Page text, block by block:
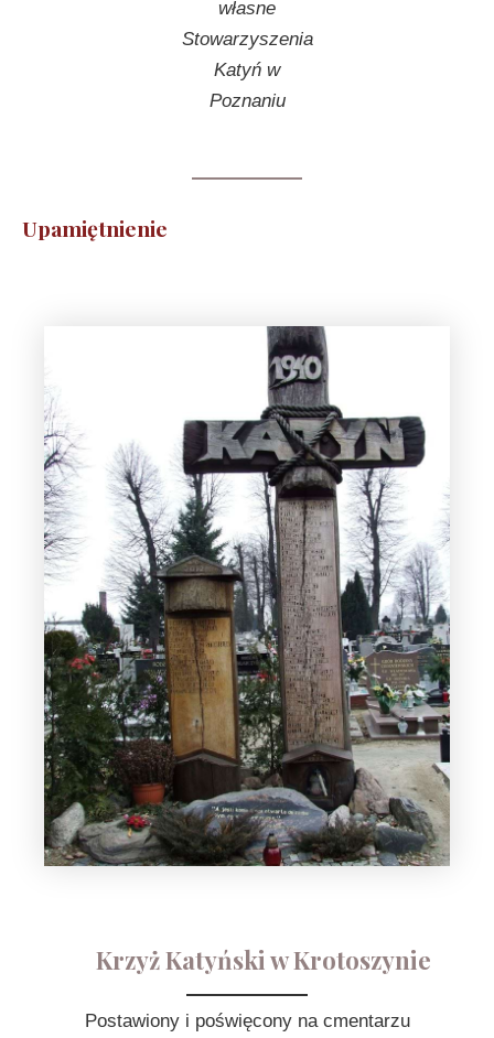
własne
Stowarzyszenia
Katyń w
Poznaniu
Upamiętnienie
Krzyż Katyński w Krotoszynie
Postawiony i poświęcony na cmentarzu